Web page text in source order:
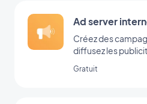
Ad server
Créez des
diffusez les
office
Gratuit